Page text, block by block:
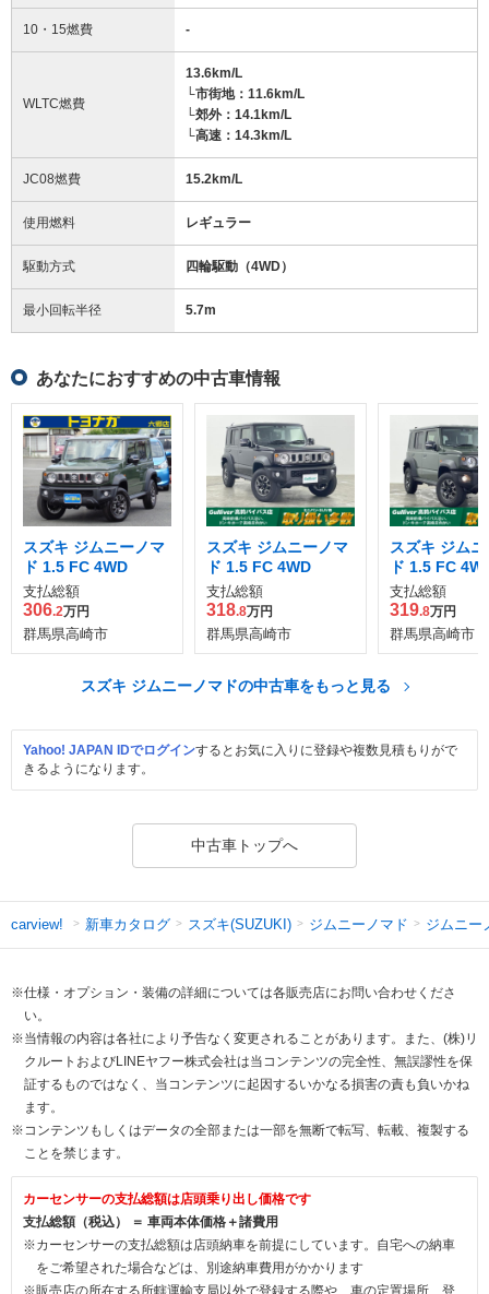
10・15燃費 -
WLTC燃費
13.6km/L
└市街地：11.6km/L
└郊外：14.1km/L
└高速：14.3km/L
JC08燃費 15.2km/L
使用燃料 レギュラー
駆動方式 四輪駆動（4WD）
最小回転半径 5.7m
あなたにおすすめの中古車情報
スズキ ジムニーノマ
ド 1.5 FC 4WD
支払総額
306.2万円
群馬県高崎市
スズキ ジムニーノマ
ド 1.5 FC 4WD
支払総額
318.8万円
群馬県高崎市
スズキ ジム
ド 1.5 FC
支払総額
319.8万円
群馬県高崎市
スズキ ジムニーノマドの中古車をもっと見る
Yahoo! JAPAN IDでログインするとお気に入りに登録や複数見積もりがで
きるようになります。
中古車トップへ
carview! 新車カタログ スズキ(SUZUKI) ジムニーノマド ジムニー
※仕様・オプション・装備の詳細については各販売店にお問い合わせくださ
い。
※当情報の内容は各社により予告なく変更されることがあります。また、(株)リ
クルートおよびLINEヤフー株式会社は当コンテンツの完全性、無誤謬性を保
証するものではなく、当コンテンツに起因するいかなる損害の責も負いかね
ます。
※コンテンツもしくはデータの全部または一部を無断で転写、転載、複製する
ことを禁じます。
カーセンサーの支払総額は店頭乗り出し価格です
支払総額（税込） ＝ 車両本体価格＋諸費用
※カーセンサーの支払総額は店頭納車を前提にしています。自宅への納車
をご希望された場合などは、別途納車費用がかかります
※販売店の所在する所轄運輸支局以外で登録する際や、車の定置場所、登